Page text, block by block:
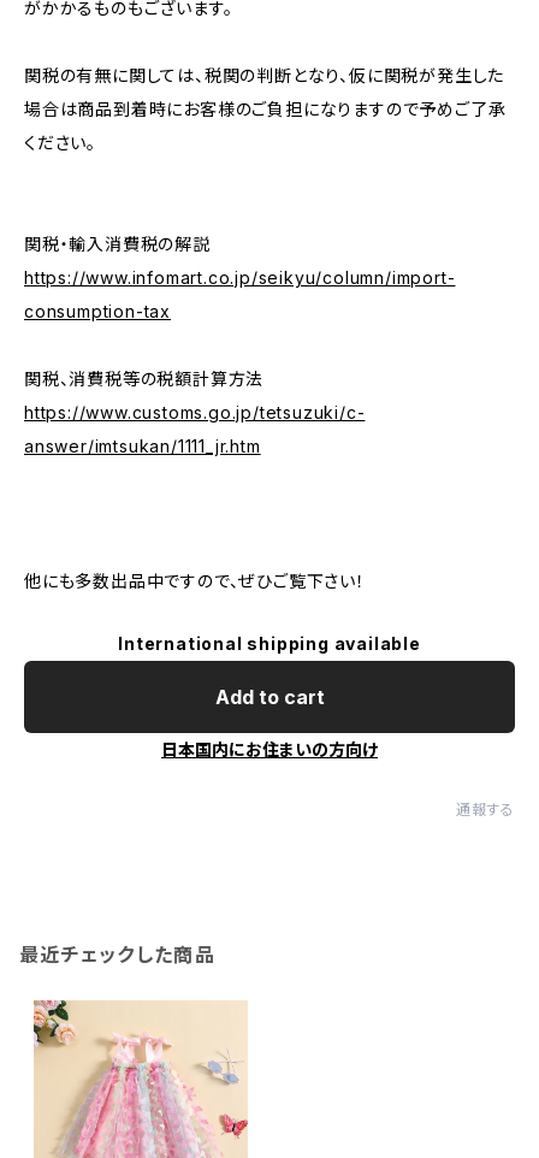
がかかるものもございます。
関税の有無に関しては、税関の判断となり、仮に関税が発生した
場合は商品到着時にお客様のご負担になりますので予めご了承
ください。
関税・輸入消費税の解説
https://www.infomart.co.jp/seikyu/column/import-
consumption-tax
関税、消費税等の税額計算方法
https://www.customs.go.jp/tetsuzuki/c-
answer/imtsukan/1111_jr.htm
他にも多数出品中ですので、ぜひご覧下さい！
International shipping available
Add to cart
日本国内にお住まいの方向け
通報する
最近チェックした商品